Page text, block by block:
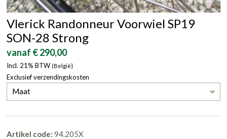
Vlerick Randonneur Voorwiel SP19
SON-28 Strong
vanaf € 290,00
Incl. 21% BTW (België}
Exclusief verzendingskosten
Maat
Artikel code: 94.205X